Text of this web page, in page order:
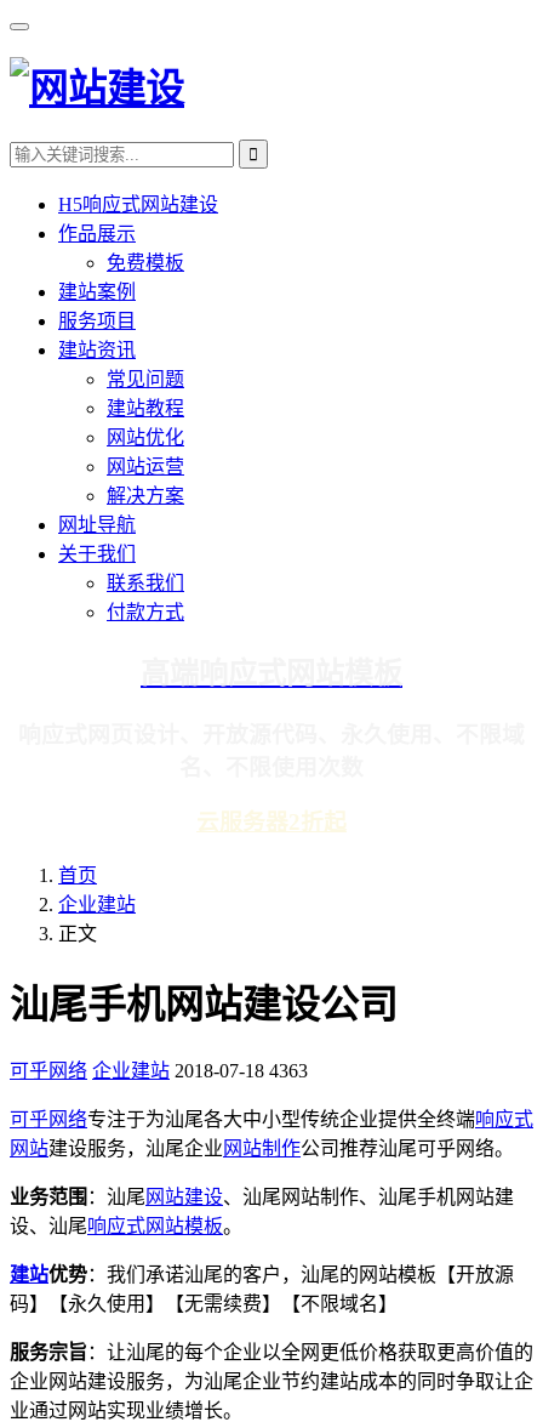
H5响应式网站建设
作品展示
免费模板
建站案例
服务项目
建站资讯
常见问题
建站教程
网站优化
网站运营
解决方案
网址导航
关于我们
联系我们
付款方式
云服务器2折起
首页
企业建站
正文
汕尾手机网站建设公司
可乎网络 企业建站 2018-07-18 4363
可乎网络专注于为汕尾各大中小型传统企业提供全终端响应式
网站建设服务，汕尾企业 网站制作公司推荐汕尾可乎网络。
业务范围 ：汕尾 网站建设、汕尾网站制作、汕尾手机网站建
设、汕尾响应式网站模板。
建站优势：我们承诺汕尾的客户，汕尾的网站模板【开放源
码】【永久使用】【无需续费】【不限域名】
服务宗旨 ：让汕尾的每个企业以全网更低价格获取更高价值的
企业网站建设服务，为汕尾企业节约建站成本的同时争取让企
业通过网站实现业绩增长。